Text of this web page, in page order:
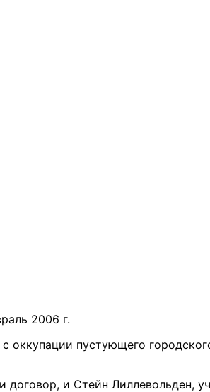
2006 г.
оккупации пустующего
и Стейн Лиллевольден,